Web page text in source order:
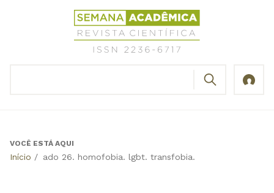
Revista
Científica
Semana
Back
VOCÊ ESTÁ AQUI
Início / ado 26. homofobia. lgbt. transfobia.